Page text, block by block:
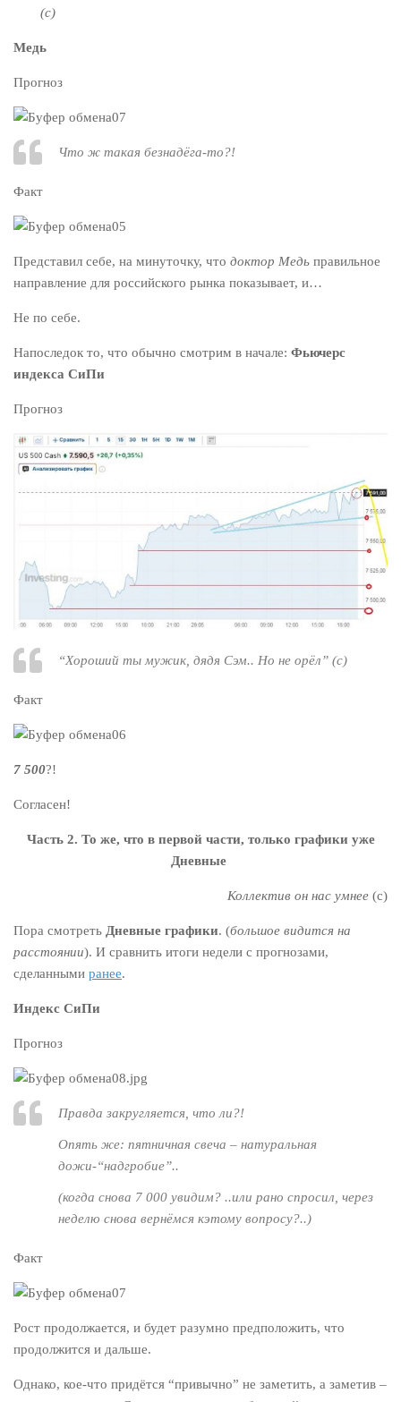
(с)
Медь
Прогноз
Что ж такая безнадёга-то?!
Факт
Представил себе, на минуточку, что доктор Медь правильное
направление для российского рынка показывает, и…
Не по себе.
Напоследок то, что обычно смотрим в начале: Фьючерс
индекса СиПи
Прогноз
“Хороший ты мужик, дядя Сэм.. Но не орёл” (с)
Факт
7 500?!
Согласен!
Часть 2. То же, что в первой части, только графики уже
Дневные
Коллектив он нас умнее (с)
Пора смотреть Дневные графики. (большое видится на
расстоянии). И сравнить итоги недели с прогнозами,
сделанными ранее.
Индекс СиПи
Прогноз
Правда закругляется, что ли?!
Опять же: пятничная свеча – натуральная
дожи-“надгробие”..
(когда снова 7 000 увидим? ..или рано спросил, через
неделю снова вернёмся кэтому вопросу?..)
Факт
Рост продолжается, и будет разумно предположить, что
продолжится и дальше.
Однако, кое-что придётся “привычно” не заметить, а заметив –